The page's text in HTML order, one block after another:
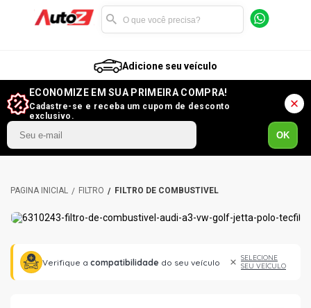
Adicione seu veículo
ECONOMIZE EM SUA PRIMEIRA COMPRA!
Cadastre-se e receba um cupom de desconto
exclusivo.
OK
FILTRO FILTRO DE COMBUSTÍVEL
Verifique a compatibilidade do seu veículo
SELECIONE
SEU VEÍCULO